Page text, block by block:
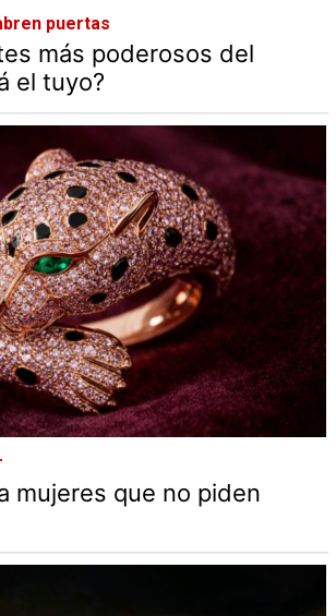
puertas
más poderosos del
el tuyo?
mujeres que no piden